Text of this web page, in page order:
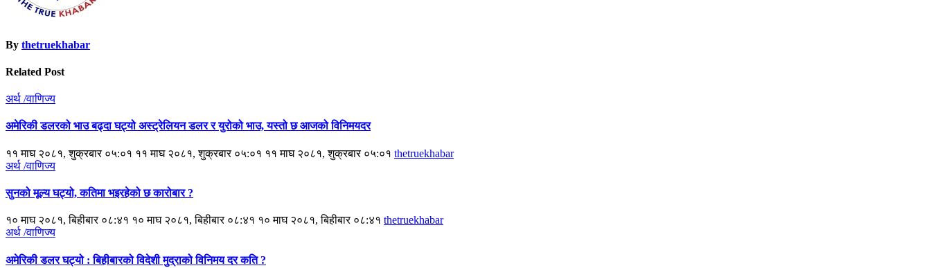
By thetruekhabar
Related Post
अर्थ /वाणिज्य
अमेरिकी डलरको भाउ बढ्दा घट्यो अस्ट्रेलियन डलर र युरोको भाउ, यस्तो छ आजको विनिमयदर
११ माघ २०८१, शुक्रबार ०५:०१ ११ माघ २०८१, शुक्रबार ०५:०१ ११ माघ २०८१, शुक्रबार ०५:०१ thetruekhabar
अर्थ /वाणिज्य
सुनको मूल्य घट्यो, कतिमा भइरहेको छ कारोबार ?
१० माघ २०८१, बिहीबार ०८:४१ १० माघ २०८१, बिहीबार ०८:४१ १० माघ २०८१, बिहीबार ०८:४१ thetruekhabar
अर्थ /वाणिज्य
अमेरिकी डलर घट्यो : बिहीबारको विदेशी मुद्राको विनिमय दर कति ?